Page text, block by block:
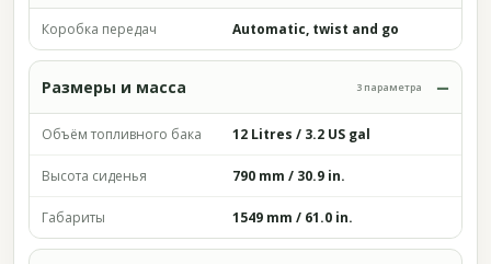
Коробка передач Automatic, twist and go
Размеры и масса 3 параметра
Объём топливного бака 12 Litres / 3.2 US gal
Высота сиденья 790 mm / 30.9 in.
Габариты 1549 mm / 61.0 in.